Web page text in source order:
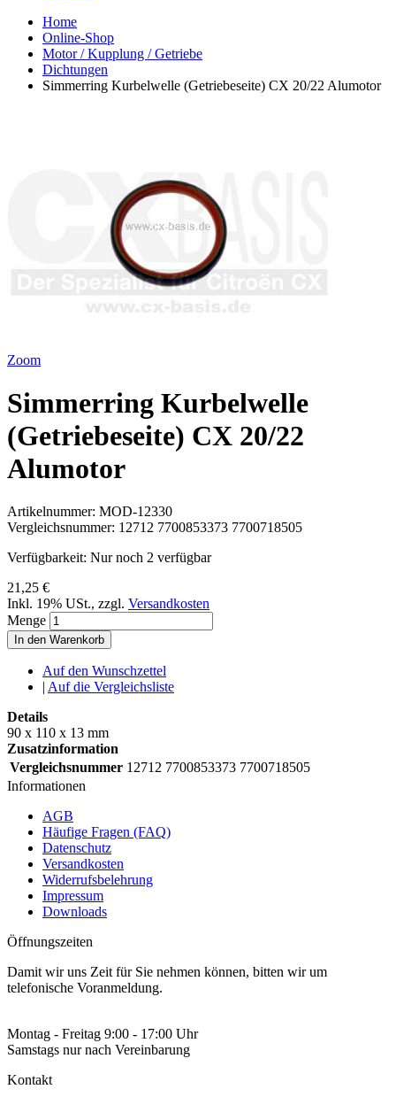
Home
Online-Shop
Motor / Kupplung / Getriebe
Dichtungen
Simmerring Kurbelwelle (Getriebeseite) CX 20/22 Alumotor
Zoom
Simmerring Kurbelwelle
(Getriebeseite) CX 20/22
Alumotor
Artikelnummer: MOD-12330
Vergleichsnummer: 12712 7700853373 7700718505
Verfügbarkeit: Nur noch 2 verfügbar
21,25 €
Inkl. 19% USt., zzgl. Versandkosten
Menge
In den Warenkorb
Auf den Wunschzettel
| Auf die Vergleichsliste
Details
90 x 110 x 13 mm
Zusatzinformation
Vergleichsnummer 12712 7700853373 7700718505
Informationen
AGB
Häufige Fragen (FAQ)
Datenschutz
Versandkosten
Widerrufsbelehrung
Impressum
Downloads
Öffnungszeiten
Damit wir uns Zeit für Sie nehmen können, bitten wir um
telefonische Voranmeldung.
Montag - Freitag 9:00 - 17:00 Uhr
Samstags nur nach Vereinbarung
Kontakt